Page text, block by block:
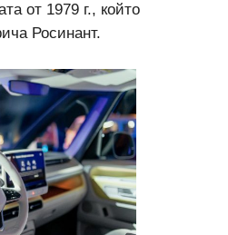
от 1979 г., който
Росинант.